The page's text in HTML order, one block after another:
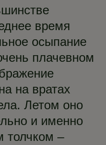
время
осыпание
плачевном
на вратах
Летом оно
и именно
толчком –